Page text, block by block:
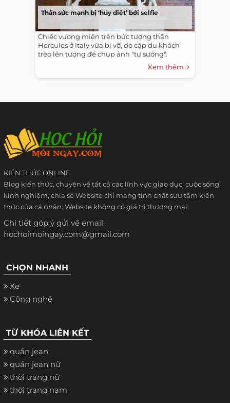
Thần sức mạnh bị ‘hủy diệt’ bởi selfie
Chiếc vương miện trên bức tượng thần
Hercules ở Italy vừa bị vỡ, do cặp du khách
trèo lên tượng để chụp ảnh "tự sướng".
Xem thêm
KIẾN THỨC ONLINE
Blog kiến thức, chuyên về tất cả các lĩnh vực giáo dục, cuộc sống,
kinh nghiệm, chia sẻ Website chỉ mang tính chất sưu tầm kiến
thức của cá nhân. Website không có giá trị thương mại.
Chi tiết góp ý gửi về email:
hochoimoingay.com@gmail.com
CHỌN NHANH
Xe
Công nghệ
TỪ KHÓA LIÊN KẾT
quần jean
quần jean nữ
thời trang nữ
thời trang nam